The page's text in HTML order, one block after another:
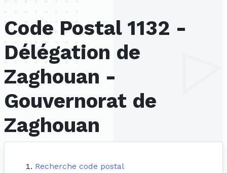
Code Postal 1132 -
Délégation de
Zaghouan -
Gouvernorat de
Zaghouan
Recherche code postal